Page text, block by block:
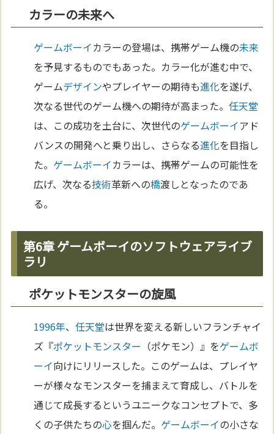
カラーの未来へ
ゲームボーイカラーの登場は、携帯ゲーム機の未来
を予見するものでもあった。カラー化が進む中で、
ゲームデザインやプレイヤーの期待も進化を遂げ、
次なる世代のゲーム機への期待が高まった。任天堂
は、この成功を土台に、次世代のゲームボーイアド
バンスの開発へと乗り出し、さらなる進化を目指し
た。 ゲームボーイカラーは、携帯ゲームの可能性を
広げ、次なる技術革新への橋渡しとなったのであ
る。
第6章 ゲームボーイのソフトウェアライブ
ラリ
ポケットモンスターの旋風
1996年、任天堂は世界を変える新しいフランチャイ
ズ『ポケットモンスター （ポケモン）』をゲームボ
ーイ向けにリリースした。このゲームは、プレイヤ
ーが様々なモンスターを捕まえて育成し、バトルを
通じて成長するというユニークなコンセプトで、多
くの子供たちの心を掴んだ。 ゲームボーイの小さな